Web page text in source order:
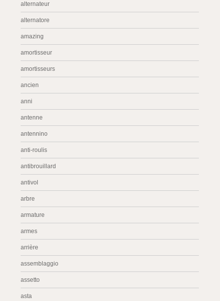
alternateur
alternatore
amazing
amortisseur
amortisseurs
ancien
anni
antenne
antennino
anti-roulis
antibrouillard
antivol
arbre
armature
armes
arrière
assemblaggio
assetto
asta